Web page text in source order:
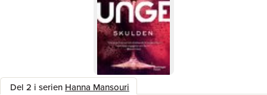
Del 2 i serien Hanna Mansouri